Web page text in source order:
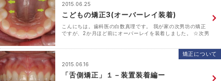
2015.06.25
こどもの矯正3(オーバーレイ装着)
こんにちは。歯科医の白数真理です。 我が家の次男坊の矯正
ですが、2か月ほど前にオーバーレイを装着しました。 ☆次男
もの矯正１ こどもの矯正2(検査編) 6歳ごろに･･･
2015.06.16
「舌側矯正」１－装置装着編ー
矯正について